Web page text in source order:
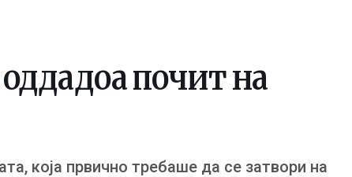
почит на
која првично требаше да се затвори на